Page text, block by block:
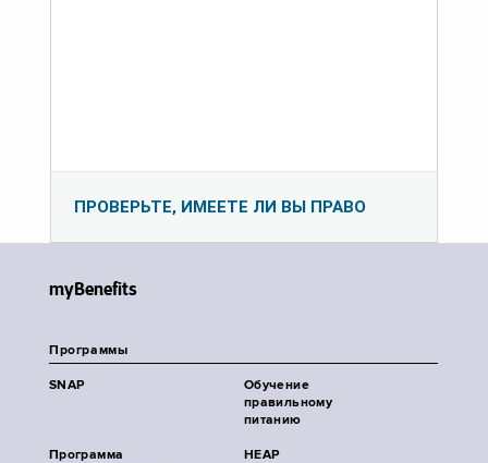
ПРОВЕРЬТЕ, ИМЕЕТЕ ЛИ ВЫ ПРАВО
myBenefits
Программы
SNAP
Обучение
правильному
питанию
Программа
HEAP